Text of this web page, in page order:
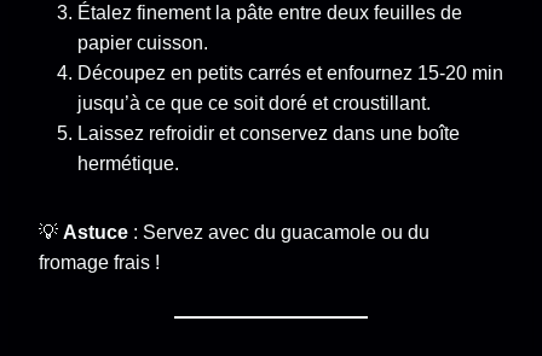
Étalez finement la pâte entre deux feuilles de
papier cuisson.
Découpez en petits carrés et enfournez 15-20 min
jusqu’à ce que ce soit doré et croustillant.
Laissez refroidir et conservez dans une boîte
hermétique.
💡 Astuce : Servez avec du guacamole ou du
fromage frais !